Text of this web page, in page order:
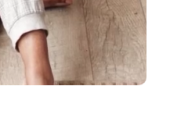
die ganze Familie, ganz